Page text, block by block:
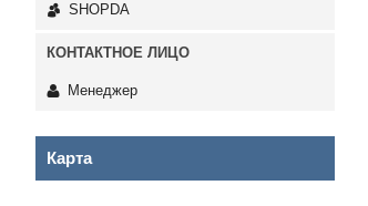
SHOPDA
Менеджер
Карта